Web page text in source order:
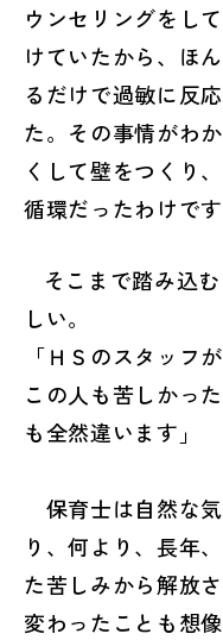
ウンセリングをし
けていたから、ほ
るだけで過敏に反
た。その事情がわ
くして壁をつくり
循環だったわけです
そこまで踏み込
しい。
「ＨＳのスタッフ
この人も苦しかっ
も全然違います」
保育士は自然な
り、何より、長年
た苦しみから解放
変わったことも想像